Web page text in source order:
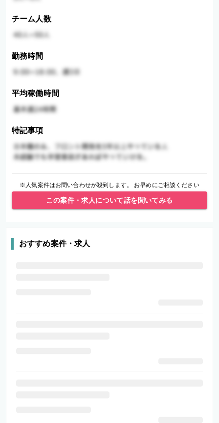
チーム人数
勤務時間
平均稼働時間
特記事項
※人気案件はお問い合わせが殺到します。 お早めにご相談ください
この案件・求人について話を聞いてみる
おすすめ案件・求人